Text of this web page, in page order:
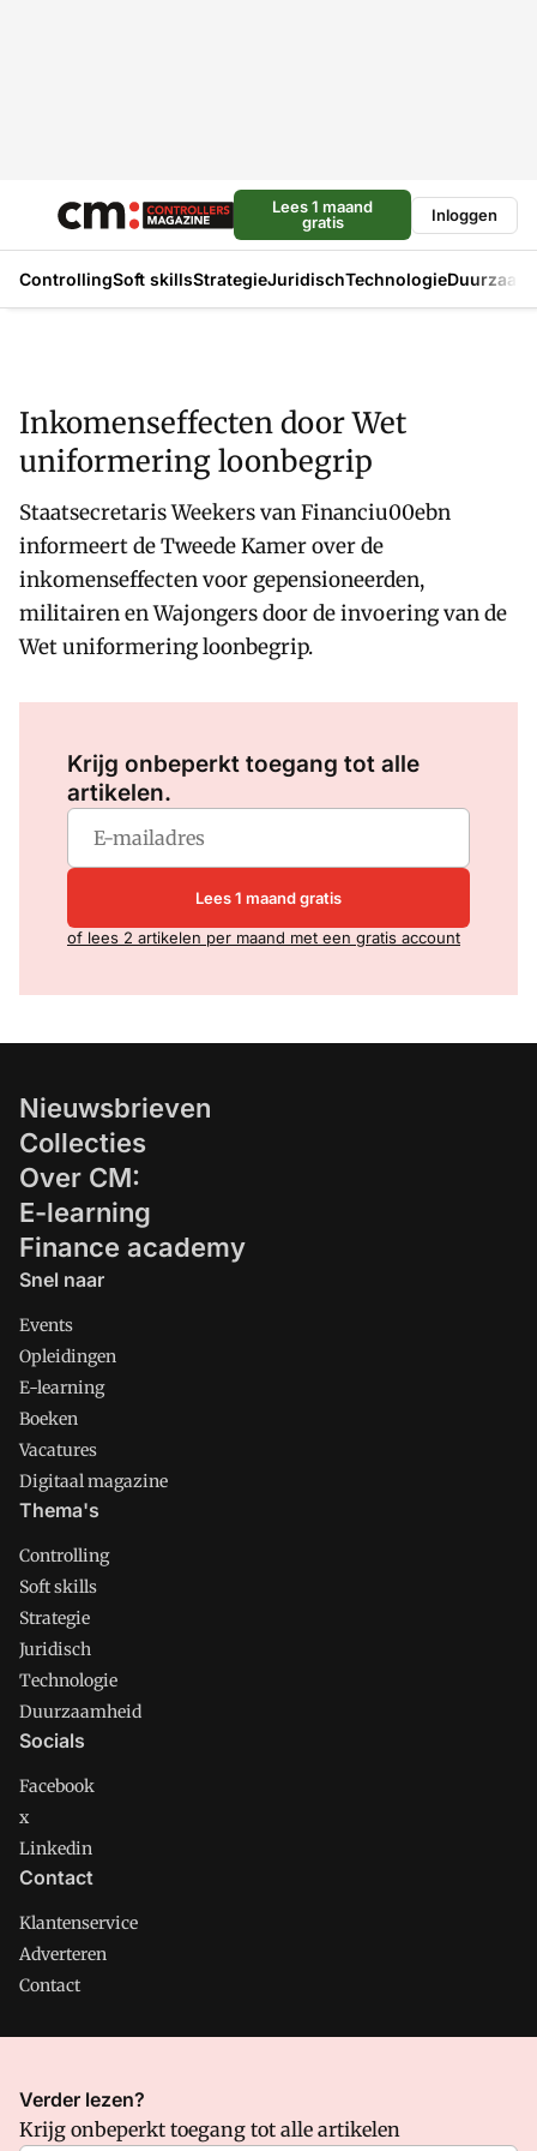
Lees 1 maand
gratis
Inloggen
ControllingSoft skillsStrategieJuridischTechnologie
Inkomenseffecten door Wet
uniformering loonbegrip
Staatsecretaris Weekers van Financiu00ebn
informeert de Tweede Kamer over de
inkomenseffecten voor gepensioneerden,
militairen en Wajongers door de invoering van de
Wet uniformering loonbegrip.
Krijg onbeperkt toegang tot alle
artikelen.
Lees 1 maand gratis
of lees 2 artikelen per maand met een gratis account
Nieuwsbrieven
Collecties
Over CM:
E-learning
Finance academy
Snel naar
Events
Opleidingen
E-learning
Boeken
Vacatures
Digitaal magazine
Thema's
Controlling
Soft skills
Strategie
Juridisch
Technologie
Duurzaamheid
Socials
Facebook
x
Linkedin
Contact
Klantenservice
Adverteren
Contact
CMweb is onderdeel van VMN media. Lees in
waar VMN media voor staat. Op gebruik van deze site zijn de
Verder lezen?
Krijg onbeperkt toegang tot alle artikelen